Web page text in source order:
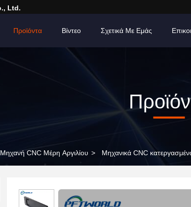
Ltd.
Προϊόντα Βίντεο Σχετικά Με Εμάς
CNC Μέρη Αργιλίου > Μηχανικά CNC